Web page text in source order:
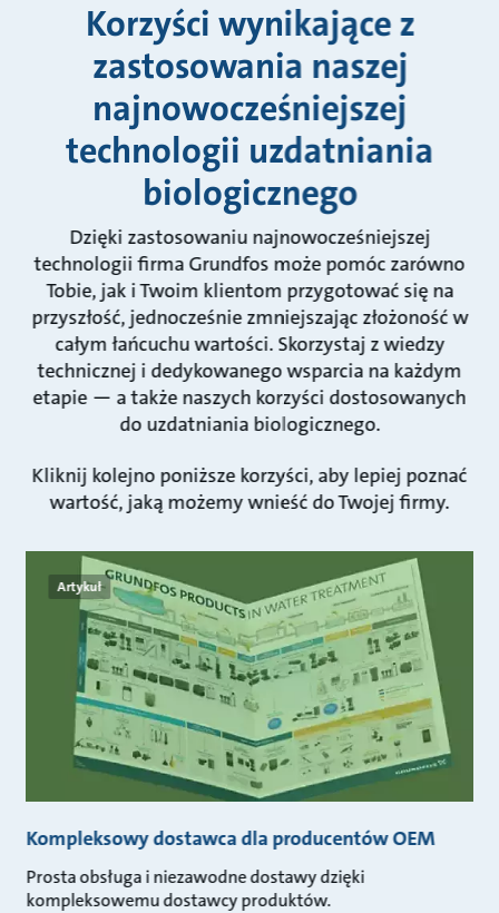
Korzyści wynikające z
zastosowania naszej
najnowocześniejszej
technologii uzdatniania
biologicznego
Dzięki zastosowaniu najnowocześniejszej
technologii firma Grundfos może pomóc zarówno
Tobie, jak i Twoim klientom przygotować się na
przyszłość, jednocześnie zmniejszając złożoność w
całym łańcuchu wartości. Skorzystaj z wiedzy
technicznej i dedykowanego wsparcia na każdym
etapie — a także naszych korzyści dostosowanych
do uzdatniania biologicznego.
Kliknij kolejno poniższe korzyści, aby lepiej poznać
wartość, jaką możemy wnieść do Twojej firmy.
Artykuł
Kompleksowy dostawca dla producentów OEM
Prosta obsługa i niezawodne dostawy dzięki
kompleksowemu dostawcy produktów.